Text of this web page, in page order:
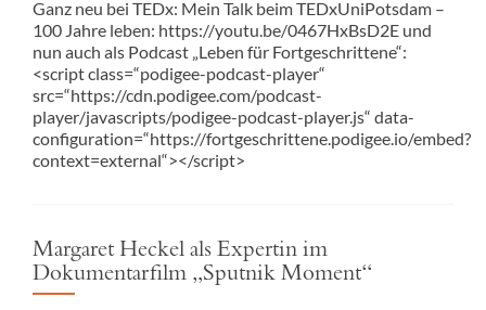
Ganz neu bei TEDx: Mein Talk beim TEDxUniPotsdam –
100 Jahre leben: https://youtu.be/0467HxBsD2E und
nun auch als Podcast „Leben für Fortgeschrittene“:
<script class=“podigee-podcast-player“
src=“https://cdn.podigee.com/podcast-
player/javascripts/podigee-podcast-player.js“ data-
configuration=“https://fortgeschrittene.podigee.io/embed?
context=external“></script>
Margaret Heckel als Expertin im
Dokumentarfilm „Sputnik Moment“